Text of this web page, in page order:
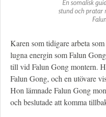
En somalisk
stund och pratar
Karen som tidigare arbeta
lugna energin som Falun
till vid Falun Gong montern.
Falun Gong, och en utövare
Hon lämnade Falun Gong
och beslutade att komma